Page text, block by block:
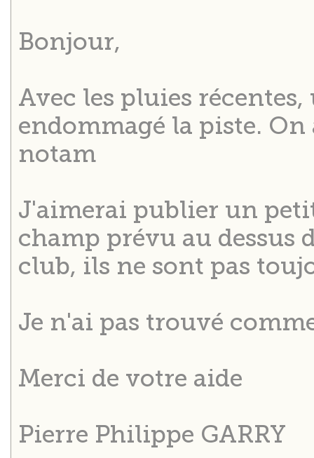
Bonjour,
Avec les pluies
endommagé la piste.
notam
J'aimerai publier un
champ prévu au dessus
club, ils ne sont pas
Je n'ai pas trouvé
Merci de votre aide
Pierre Philippe GARRY